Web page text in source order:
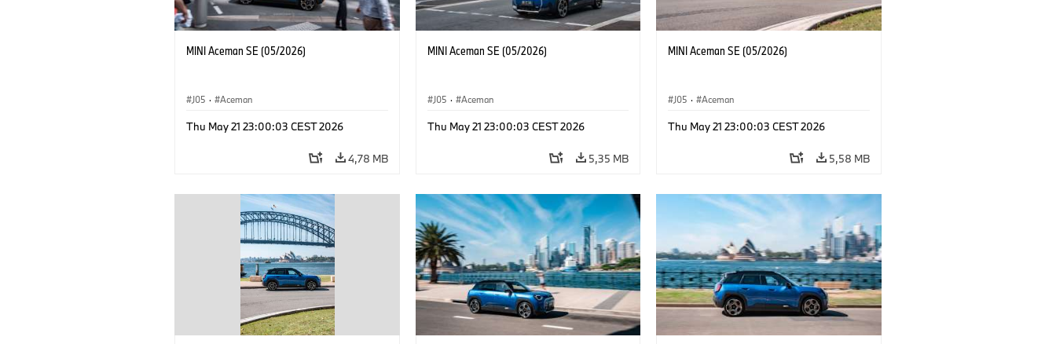
MINI Aceman SE (05/2026)
J05 · Aceman
Thu May 21 23:00:03 CEST 2026
4,78 MB
MINI Aceman SE (05/2026)
J05 · Aceman
Thu May 21 23:00:03 CEST 2026
5,35 MB
MINI Aceman SE (05/2026)
J05 · Aceman
Thu May 21 23:00:03 CEST 2026
5,58 MB